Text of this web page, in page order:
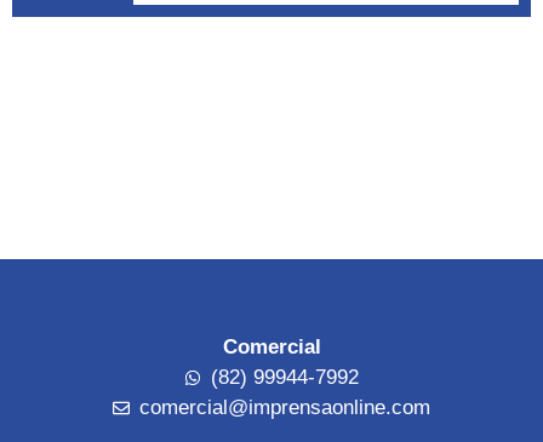
Comercial
(82) 99944-7992
comercial@imprensaonline.com